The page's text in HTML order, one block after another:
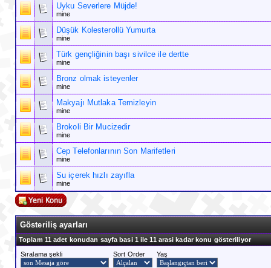
Uyku Severlere Müjde!
mine
Düşük Kolesterollü Yumurta
mine
Türk gençliğinin başı sivilce ile dertte
mine
Bronz olmak isteyenler
mine
Makyajı Mutlaka Temizleyin
mine
Brokoli Bir Mucizedir
mine
Cep Telefonlarının Son Marifetleri
mine
Su içerek hızlı zayıfla
mine
Gösteriliş ayarları
Toplam 11 adet konudan sayfa basi 1 ile 11 arasi kadar konu gösteriliyor
Sıralama şekli
Sort Order Yaş